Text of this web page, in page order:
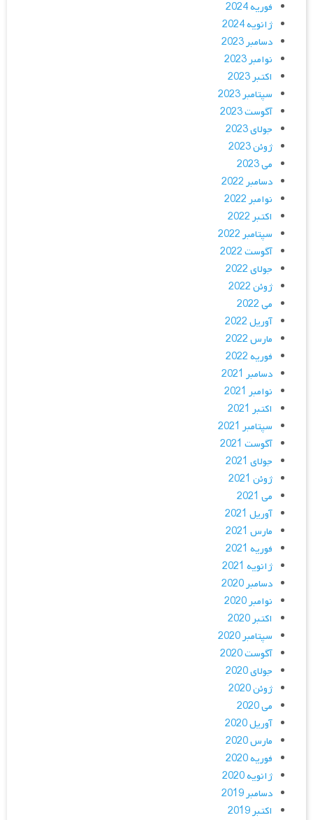
فوریه 2024
ژانویه 2024
دسامبر 2023
نوامبر 2023
اکتبر 2023
سپتامبر 2023
آگوست 2023
جولای 2023
ژوئن 2023
می 2023
دسامبر 2022
نوامبر 2022
اکتبر 2022
سپتامبر 2022
آگوست 2022
جولای 2022
ژوئن 2022
می 2022
آوریل 2022
مارس 2022
فوریه 2022
دسامبر 2021
نوامبر 2021
اکتبر 2021
سپتامبر 2021
آگوست 2021
جولای 2021
ژوئن 2021
می 2021
آوریل 2021
مارس 2021
فوریه 2021
ژانویه 2021
دسامبر 2020
نوامبر 2020
اکتبر 2020
سپتامبر 2020
آگوست 2020
جولای 2020
ژوئن 2020
می 2020
آوریل 2020
مارس 2020
فوریه 2020
ژانویه 2020
دسامبر 2019
اکتبر 2019